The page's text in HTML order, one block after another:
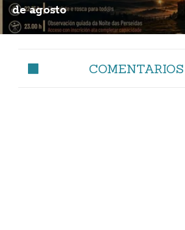
de agosto
COMENTARIOS